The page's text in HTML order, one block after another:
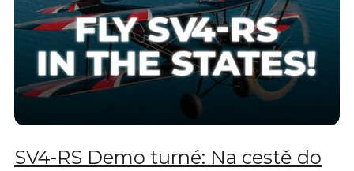
SV4-RS Demo turné: Na cestě do